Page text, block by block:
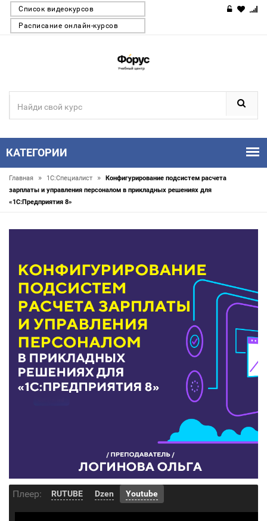
Список видеокурсов
Расписание онлайн-курсов
КАТЕГОРИИ
Главная » 1С:Специалист »
Конфигурирование подсистем расчета
зарплаты и управления персоналом в прикладных решениях для
«1С:Предприятия 8»
Плеер: RUTUBE Dzen Youtube